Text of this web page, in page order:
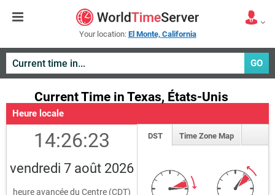
Your location: El Monte, California
GO
Current Time in Texas, États-Unis
Heure locale
14:26:23
vendredi 7 août 2026
heure avancée du Centre (CDT)
DST Time Zone Map